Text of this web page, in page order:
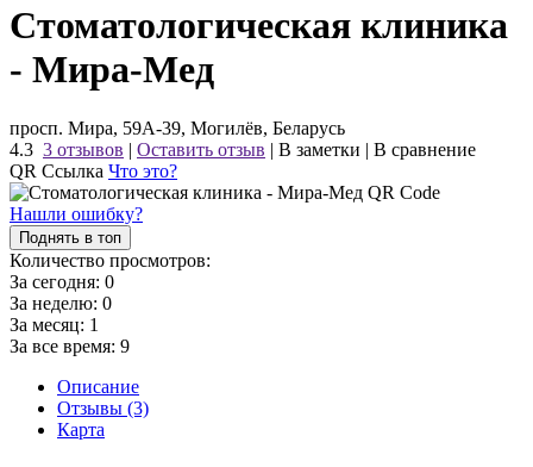
Стоматологическая клиника
- Мира-Мед
просп. Мира, 59А-39, Могилёв, Беларусь
4.3 3 отзывов | Оставить отзыв | В заметки | В сравнение
QR Ссылка Что это?
Нашли ошибку?
Поднять в топ
Количество просмотров:
За сегодня: 0
За неделю: 0
За месяц: 1
За все время: 9
Описание
Отзывы (3)
Карта